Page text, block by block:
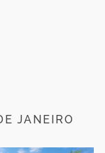
JANEIRO